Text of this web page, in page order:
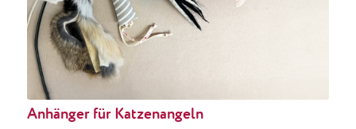
Anhänger für Katzenangeln